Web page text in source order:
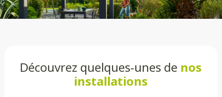
Découvrez quelques-unes de nos
installations